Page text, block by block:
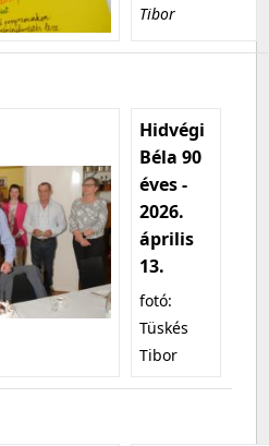
Tibor
Hidvégi
Béla 90
éves -
2026.
április
13.
fotó:
Tüskés
Tibor